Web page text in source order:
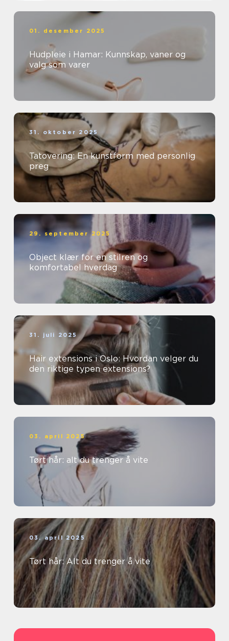
01. desember 2025
Hudpleie i Hamar: Kunnskap, vaner og
valg som varer
31. oktober 2025
Tatovering: En kunstform med personlig
preg
29. september 2025
Object klær for en stilren og
komfortabel hverdag
31. juli 2025
Hair extensions i Oslo: Hvordan velger du
den riktige typen extensions?
03. april 2025
Tørt hår: alt du trenger å vite
03. april 2025
Tørt hår: Alt du trenger å vite